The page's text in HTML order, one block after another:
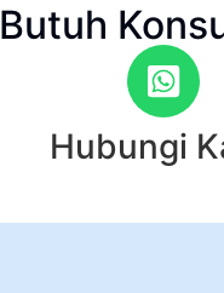
Butuh
Hubungi